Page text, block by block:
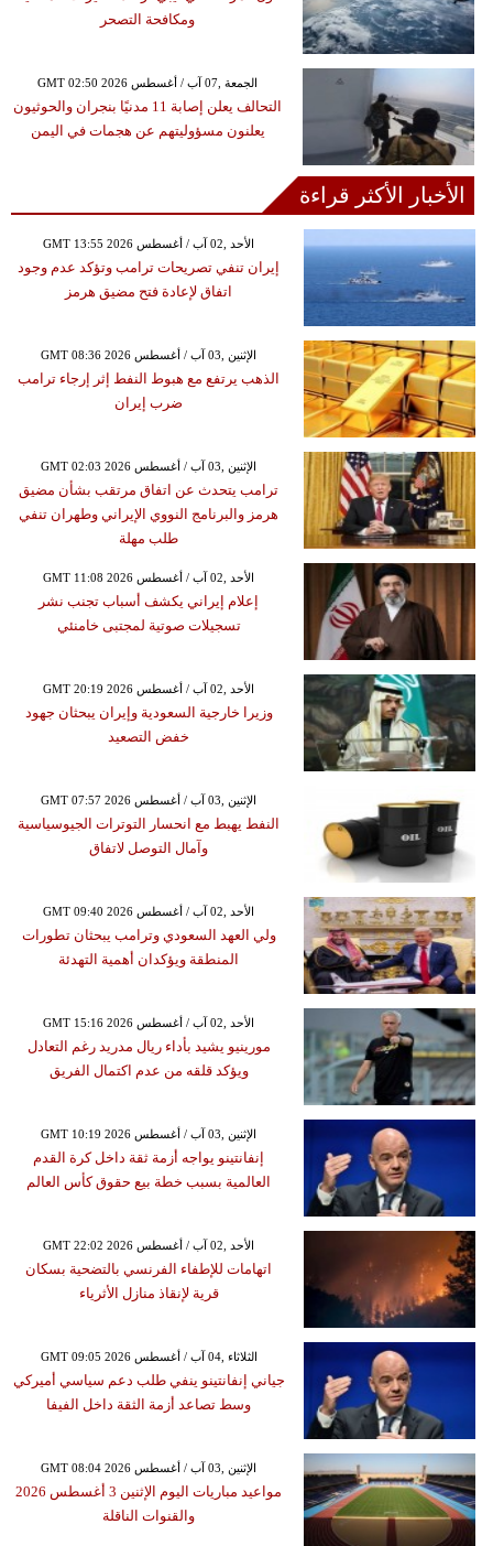
ومكافحة التصحر
GMT 02:50 2026 الجمعة ,07 آب / أغسطس
التحالف يعلن إصابة 11 مدنيًا بنجران والحوثيون
يعلنون مسؤوليتهم عن هجمات في اليمن
الأخبار الأكثر قراءة
GMT 13:55 2026 الأحد ,02 آب / أغسطس
إيران تنفي تصريحات ترامب وتؤكد عدم وجود
اتفاق لإعادة فتح مضيق هرمز
GMT 08:36 2026 الإثنين ,03 آب / أغسطس
الذهب يرتفع مع هبوط النفط إثر إرجاء ترامب
ضرب إيران
GMT 02:03 2026 الإثنين ,03 آب / أغسطس
ترامب يتحدث عن اتفاق مرتقب بشأن مضيق
هرمز والبرنامج النووي الإيراني وطهران تنفي
طلب مهلة
GMT 11:08 2026 الأحد ,02 آب / أغسطس
إعلام إيراني يكشف أسباب تجنب نشر
تسجيلات صوتية لمجتبى خامنئي
GMT 20:19 2026 الأحد ,02 آب / أغسطس
وزيرا خارجية السعودية وإيران يبحثان جهود
خفض التصعيد
GMT 07:57 2026 الإثنين ,03 آب / أغسطس
النفط يهبط مع انحسار التوترات الجيوسياسية
وآمال التوصل لاتفاق
GMT 09:40 2026 الأحد ,02 آب / أغسطس
ولي العهد السعودي وترامب يبحثان تطورات
المنطقة ويؤكدان أهمية التهدئة
GMT 15:16 2026 الأحد ,02 آب / أغسطس
مورينيو يشيد بأداء ريال مدريد رغم التعادل
ويؤكد قلقه من عدم اكتمال الفريق
GMT 10:19 2026 الإثنين ,03 آب / أغسطس
إنفانتينو يواجه أزمة ثقة داخل كرة القدم
العالمية بسبب خطة بيع حقوق كأس العالم
GMT 22:02 2026 الأحد ,02 آب / أغسطس
اتهامات للإطفاء الفرنسي بالتضحية بسكان
قرية لإنقاذ منازل الأثرياء
GMT 09:05 2026 الثلاثاء ,04 آب / أغسطس
جياني إنفانتينو ينفي طلب دعم سياسي أميركي
وسط تصاعد أزمة الثقة داخل الفيفا
GMT 08:04 2026 الإثنين ,03 آب / أغسطس
مواعيد مباريات اليوم الإثنين 3 أغسطس 2026
والقنوات الناقلة